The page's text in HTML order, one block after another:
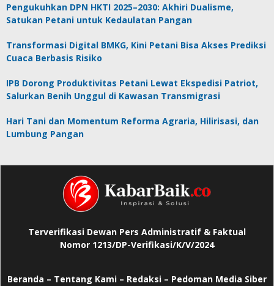
Pengukuhkan DPN HKTI 2025–2030: Akhiri Dualisme,
Satukan Petani untuk Kedaulatan Pangan
Transformasi Digital BMKG, Kini Petani Bisa Akses Prediksi
Cuaca Berbasis Risiko
IPB Dorong Produktivitas Petani Lewat Ekspedisi Patriot,
Salurkan Benih Unggul di Kawasan Transmigrasi
Hari Tani dan Momentum Reforma Agraria, Hilirisasi, dan
Lumbung Pangan
Terverifikasi Dewan Pers Administratif & Faktual
Nomor 1213/DP-Verifikasi/K/V/2024
Beranda – Tentang Kami – Redaksi – Pedoman Media Siber